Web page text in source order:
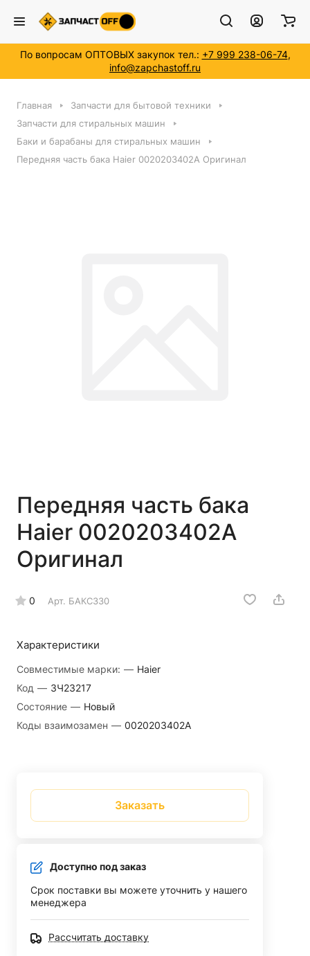
По вопросам ОПТОВЫХ закупок тел.: +7 999 238-06-74,
info@zapchastoff.ru
Главная
Запчасти для бытовой техники
Запчасти для стиральных машин
Баки и барабаны для стиральных машин
Передняя часть бака Haier 0020203402A Оригинал
Передняя часть бака
Haier 0020203402A
Оригинал
0 Арт. БАКС330
Характеристики
Совместимые марки: — Haier
Код — ЗЧ23217
Состояние — Новый
Коды взаимозамен — 0020203402A
Заказать
Доступно под заказ
Срок поставки вы можете уточнить у нашего
менеджера
Рассчитать доставку